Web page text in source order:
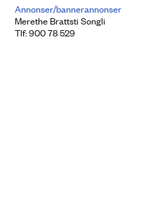
Annonser/bannerannonser
Merethe Brattsti Songli
Tlf: 900 78 529